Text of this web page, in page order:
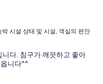
시설 상태 및 시설, 객실의 편안
다. 침구가 깨끗하고 좋아
니다^^